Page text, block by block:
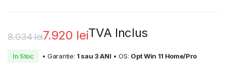
8.034lei7.920 leiTVA Inclus
In Stoc • Garantie: 1 sau 3 ANI • OS: Opt Win 11 Home/Pro